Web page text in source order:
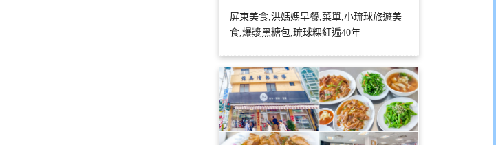
屏東美食,洪媽媽早餐,菜單,小琉球旅遊美
食,爆漿黑糖包,琉球粿紅遍40年